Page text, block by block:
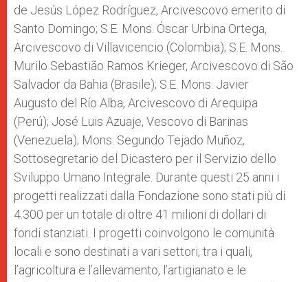
de Jesús López Rodríguez, Arcivescovo emerito di
Santo Domingo; S.E. Mons. Óscar Urbina Ortega,
Arcivescovo di Villavicencio (Colombia); S.E. Mons.
Murilo Sebastião Ramos Krieger, Arcivescovo di São
Salvador da Bahia (Brasile); S.E. Mons. Javier
Augusto del Río Alba, Arcivescovo di Arequipa
(Perú); José Luis Azuaje, Vescovo di Barinas
(Venezuela); Mons. Segundo Tejado Muñoz,
Sottosegretario del Dicastero per il Servizio dello
Sviluppo Umano Integrale. Durante questi 25 anni i
progetti realizzati dalla Fondazione sono stati più di
4.300 per un totale di oltre 41 milioni di dollari di
fondi stanziati. I progetti coinvolgono le comunità
locali e sono destinati a vari settori, tra i quali,
l’agricoltura e l’allevamento, l’artigianato e le